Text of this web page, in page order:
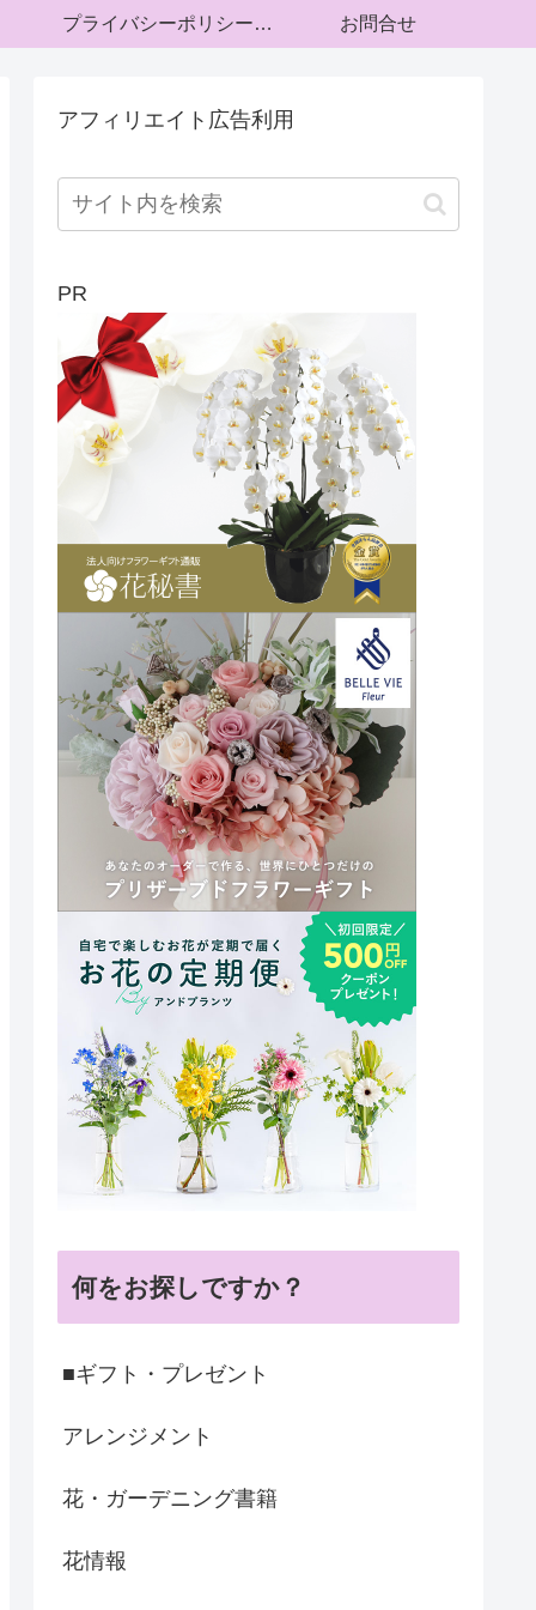
プライバシーポリシー・運営者情報 お問合せ
アフィリエイト広告利用
PR
何をお探しですか？
■ギフト・プレゼント
アレンジメント
花・ガーデニング書籍
花情報